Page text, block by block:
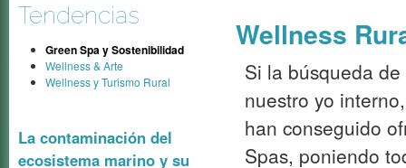
Tendencias
Green Spa y Sostenibilidad
Wellness & Arte
Wellness y Turismo Rural
La contaminación del
ecosistema marino y su
Wellness
Si la búsqueda
nuestro yo
han conseguido
Spas, poniendo